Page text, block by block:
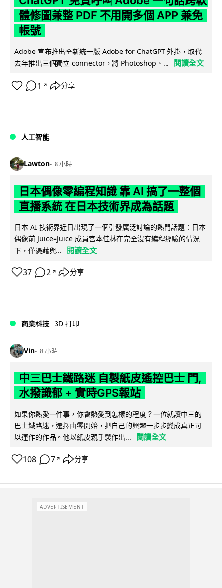
體修圖兼整 PDF 不用開多個 APP 兼免
帳號
Adobe 宣布推出全新統一版 Adobe for ChatGPT 外掛，取代
去年推出三個獨立 connector，將 Photoshop、...
閱讀全文
1 ↗ 分享
人工智能
Lawton 8 小時
日本偶像零編程知識 靠 AI 搞了一整個
直播系統 在日本技術界成為話題
日本 AI 技術界近日出現了一個引發廣泛討論的熱門話題：日本
偶像前 Juice=Juice 成員宮本佳林在完全沒有編程經驗的情況
下，僅憑藉與...
閱讀全文
37 2 ↗ 分享
商業科技 3D 打印
Vin 8 小時
中三巴士鐵路迷 自製紙皮遙控巴士 門,
水撥識郁 + 實時GPS報站
如果你熱愛一件事，你會熱愛到怎樣的程度？一位就讀中三的
巴士鐵路迷，選擇由零開始，把自己的興趣一步步變成真正可
以運作的作品。他以紙皮親手製作出...
閱讀全文
108 7 ↗ 分享
ADVERTISEMENT